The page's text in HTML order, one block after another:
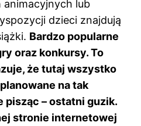
animacyjnych lub
dzieci znajdują
Bardzo popularne
oraz konkursy. To
że tutaj wszystko
na tak
pisząc – ostatni guzik.
stronie internetowej